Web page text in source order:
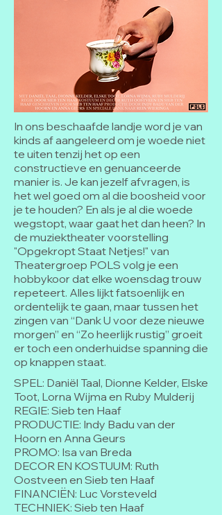
In ons beschaafde landje word je van
kinds af aangeleerd om je woede niet
te uiten tenzij het op een
constructieve en genuanceerde
manier is. Je kan jezelf afvragen, is
het wel goed om al die boosheid voor
je te houden? En als je al die woede
wegstopt, waar gaat het dan heen? In
de muziektheater voorstelling
"Opgekropt Staat Netjes!" van
Theatergroep POLS volg je een
hobbykoor dat elke woensdag trouw
repeteert. Alles lijkt fatsoenlijk en
ordentelijk te gaan, maar tussen het
zingen van “Dank U voor deze nieuwe
morgen” en “Zo heerlijk rustig” groeit
er toch een onderhuidse spanning die
op knappen staat.
SPEL: Daniël Taal, Dionne Kelder, Elske
Toot, Lorna Wijma en Ruby Mulderij
REGIE: Sieb ten Haaf
PRODUCTIE: Indy Badu van der
Hoorn en Anna Geurs
PROMO: Isa van Breda
DECOR EN KOSTUUM: Ruth
Oostveen en Sieb ten Haaf
FINANCIËN: Luc Vorsteveld
TECHNIEK: Sieb ten Haaf